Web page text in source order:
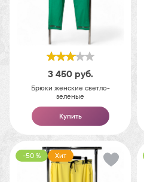
3 450 руб.
Брюки женские светло-
зеленые
Купить
-50 % Хит